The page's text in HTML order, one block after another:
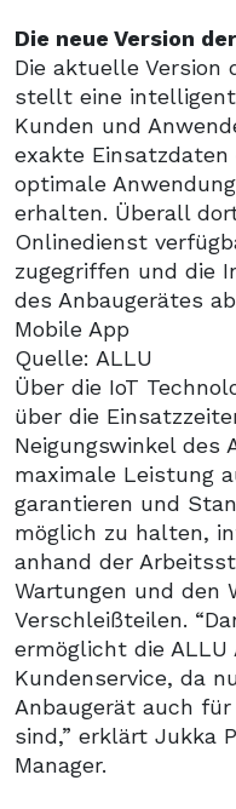
Die neue Version
Die aktuelle Version
stellt eine
Kunden und
exakte
optimale
erhalten. Überall
Onlinedienst
zugegriffen und die
des Anbaugerätes
Mobile App
Quelle: ALLU
Über die IoT
über die
Neigungswinkel des
maximale Leistung
garantieren und
möglich zu halten,
anhand der
Wartungen und den
Verschleißteilen.
ermöglicht die
Kundenservice, da
Anbaugerät auch
sind,” erklärt Jukka
Manager.